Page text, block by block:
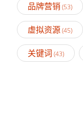
品牌营销 (53)
虚拟资源(45)
关键词 (43)